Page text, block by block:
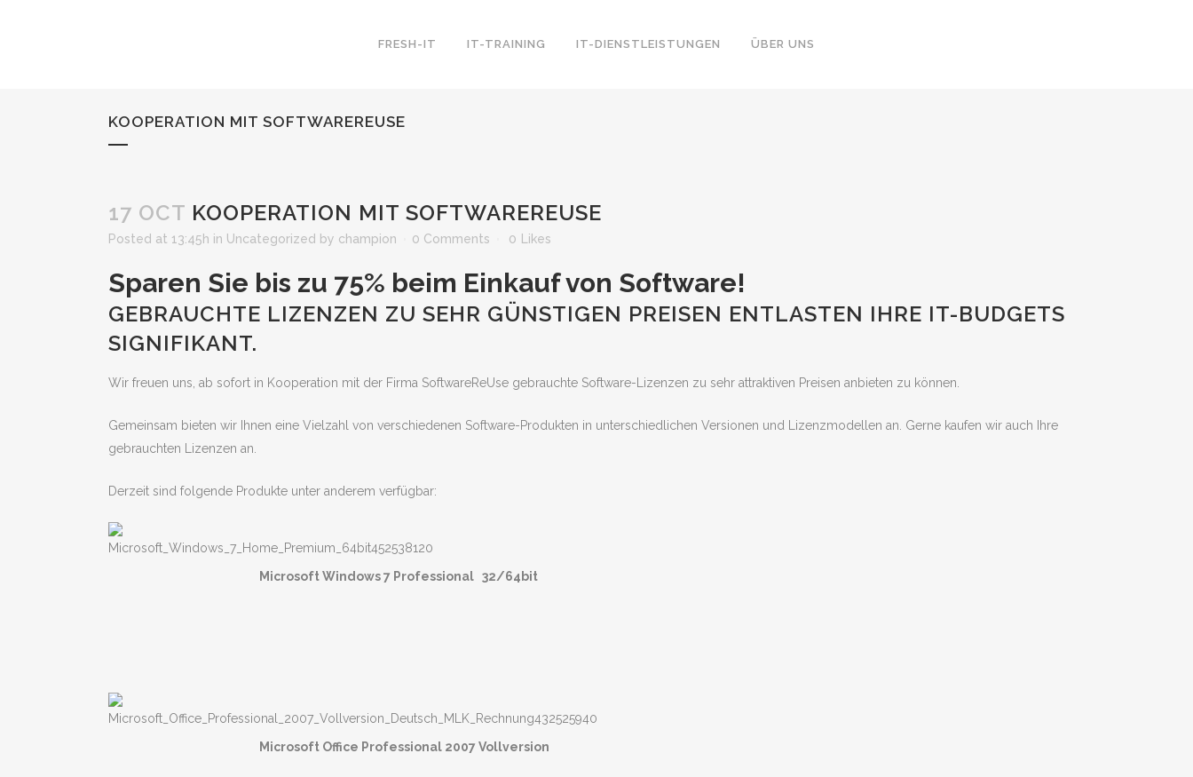
FRESH-IT IT-TRAINING IT-DIENSTLEISTUNGEN ÜBER UNS
KOOPERATION MIT SOFTWAREREUSE
17 OCT KOOPERATION MIT SOFTWAREREUSE
Posted at 13:45h in Uncategorized by champion 0 Comments 0 Likes
Sparen Sie bis zu 75% beim Einkauf von Software!
GEBRAUCHTE LIZENZEN ZU SEHR GÜNSTIGEN PREISEN ENTLASTEN IHRE IT-BUDGETS
SIGNIFIKANT.
Wir freuen uns, ab sofort in Kooperation mit der Firma SoftwareReUse gebrauchte Software-Lizenzen zu sehr attraktiven Preisen anbieten zu können.
Gemeinsam bieten wir Ihnen eine Vielzahl von verschiedenen Software-Produkten in unterschiedlichen Versionen und Lizenzmodellen an. Gerne kaufen wir auch Ihre
gebrauchten Lizenzen an.
Derzeit sind folgende Produkte unter anderem verfügbar:
Microsoft Windows 7 Professional 32/64bit
Microsoft Office Professional 2007 Vollversion